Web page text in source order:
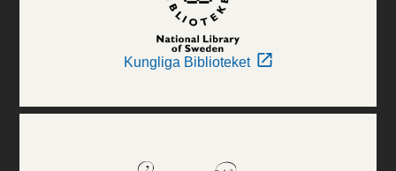
Kungliga Biblioteket